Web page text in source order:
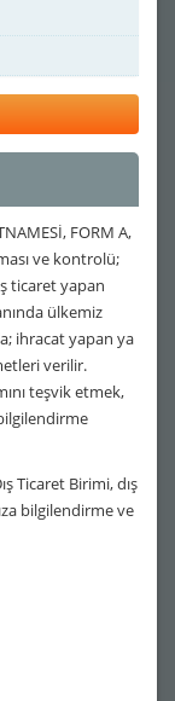
FORM A,
ve kontrolü;
ticaret yapan
ülkemiz
ihracat yapan ya
verilir.
teşvik etmek,
Ticaret Birimi, dış
bilgilendirme ve